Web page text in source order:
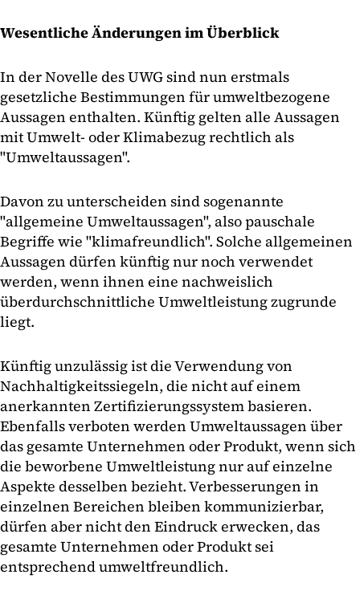
Wesentliche Änderungen im Überblick
In der Novelle des UWG sind nun erstmals
gesetzliche Bestimmungen für umweltbezogene
Aussagen enthalten. Künftig gelten alle Aussagen
mit Umwelt- oder Klimabezug rechtlich als
"Umweltaussagen".
Davon zu unterscheiden sind sogenannte
"allgemeine Umweltaussagen", also pauschale
Begriffe wie "klimafreundlich". Solche allgemeinen
Aussagen dürfen künftig nur noch verwendet
werden, wenn ihnen eine nachweislich
überdurchschnittliche Umweltleistung zugrunde
liegt.
Künftig unzulässig ist die Verwendung von
Nachhaltigkeitssiegeln, die nicht auf einem
anerkannten Zertifizierungssystem basieren.
Ebenfalls verboten werden Umweltaussagen über
das gesamte Unternehmen oder Produkt, wenn sich
die beworbene Umweltleistung nur auf einzelne
Aspekte desselben bezieht. Verbesserungen in
einzelnen Bereichen bleiben kommunizierbar,
dürfen aber nicht den Eindruck erwecken, das
gesamte Unternehmen oder Produkt sei
entsprechend umweltfreundlich.